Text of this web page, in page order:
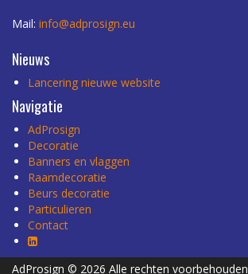
Mail: info@adprosign.eu
Nieuws
Lancering nieuwe website
Navigatie
AdProsign
Decoratie
Banners en vlaggen
Raamdecoratie
Beurs decoratie
Particulieren
Contact
AdProsign © 2026 Alle rechten voorbehouden